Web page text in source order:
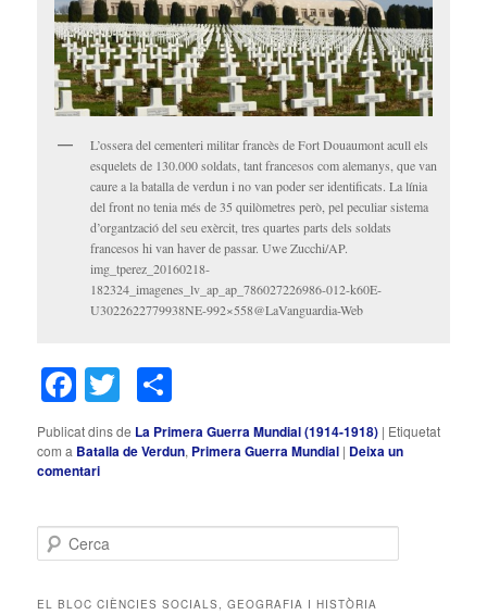
L’ossera del cementeri militar francès de Fort Douaumont acull els
esquelets de 130.000 soldats, tant francesos com alemanys, que van
caure a la batalla de verdun i no van poder ser identificats. La línia
del front no tenia més de 35 quilòmetres però, pel peculiar sistema
d’organtzació del seu exèrcit, tres quartes parts dels soldats
francesos hi van haver de passar. Uwe Zucchi/AP.
img_tperez_20160218-
182324_imagenes_lv_ap_ap_786027226986-012-k60E-
U3022622779938NE-992×558@LaVanguardia-Web
Facebook
Twitter
Publicat dins de La Primera Guerra Mundial (1914-1918) | Etiquetat
com a Batalla de Verdun, Primera Guerra Mundial | Deixa un
comentari
e
c
EL BLOC CIÈNCIES SOCIALS, GEOGRAFIA I HISTÒRIA